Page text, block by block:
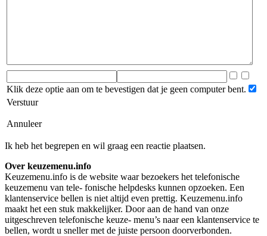
Klik deze optie aan om te bevestigen dat je geen computer bent.
Verstuur
Annuleer
Ik heb het begrepen en wil graag een reactie plaatsen.
Over keuzemenu.info
Keuzemenu.info is de website waar bezoekers het telefonische
keuzemenu van tele- fonische helpdesks kunnen opzoeken. Een
klantenservice bellen is niet altijd even prettig. Keuzemenu.info
maakt het een stuk makkelijker. Door aan de hand van onze
uitgeschreven telefonische keuze- menu’s naar een klantenservice te
bellen, wordt u sneller met de juiste persoon doorverbonden.